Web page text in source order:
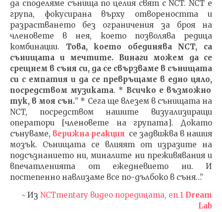
да споделяме сънища по целия свят с NCT. NCT е
група, фокусирана върху отвореността и
разрастването без ограничения за броя на
членовете в нея, което позволява редица
комбинации. Това, което обединява NCT,
са
сънищата и мечтите. Винаги можем да се
срещнем в съня си, да се свързваме в сънищата
си с емпатия и да се превръщаме в едно цяло,
посредством музиката. * Всичко е възможно
тук, в моя сън.” * Сега ще влезем в сънищата на
NCT, посредством нашите визуализиращи
оператори [членовете на групата]. Докато
сънуваме, верижна реакция се задвижва в нашия
мозък. Сънищата се влияят от изразите на
подсъзнанието ни, миналите ни преживявания и
впечатленията от ежедневието ни. И
постепенно навлизаме все по-дълбоко в съня…”
~ Из NCTmentary видео поредицата, еп.1 Dream
Lab